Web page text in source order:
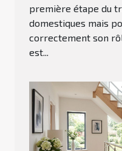
première étape du
domestiques mais
correctement son
est...